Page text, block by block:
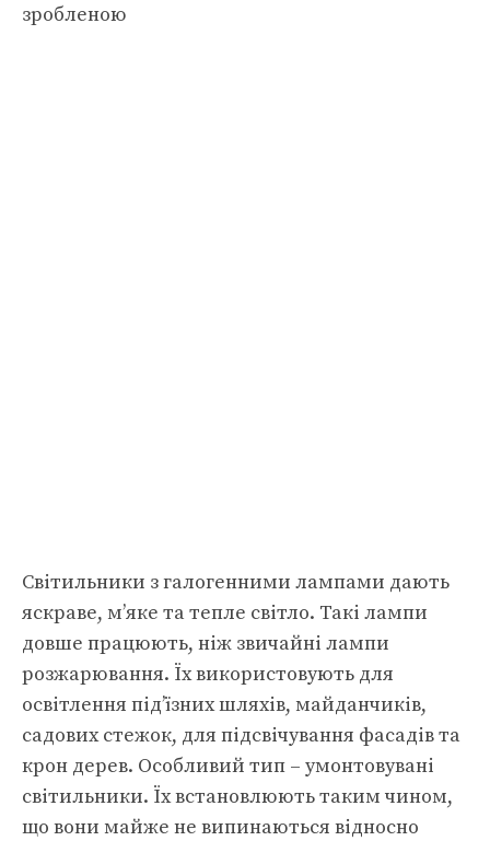
зробленою
Світильники з галогенними лампами дають
яскраве, м’яке та тепле світло. Такі лампи
довше працюють, ніж звичайні лампи
розжарювання. Їх використовують для
освітлення під’їзних шляхів, майданчиків,
садових стежок, для підсвічування фасадів та
крон дерев. Особливий тип – умонтовувані
світильники. Їх встановлюють таким чином,
що вони майже не випинаються відносно